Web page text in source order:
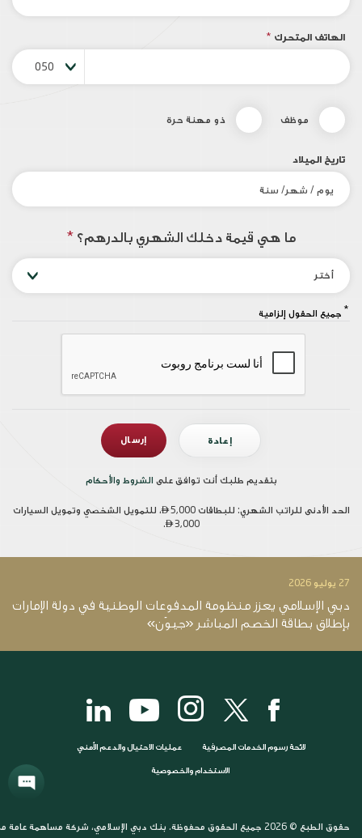
الهاتف المتحرك *
050
موظف ذو مهنة حرة
تاريخ الميلاد
ما هي قيمة دخلك الشهري بالدرهم؟ *
أختر
* جميع الحقول إلزامية
بتقديم طلبك أنت توافق على الشروط والأحكام
الحد الأدنى للراتب الشهري: للبطاقات 5,000، للتمويل الشخصي وتمويل السيارات
3,000.
27 يوليو 2026
دبي الإسلامي يعزز منظومة المدفوعات الوطنية في دولة الإمارات
بإطلاق بطاقة الخصم المباشر «جيوَن»
لائحة رسوم الخدمات المصرفية عمليات الاحتيال والدعم الأمني
الاستخدام والخصوصية
حقوق الطبع © 2026 جميع الحقوق محفوظة. بنك دبي الإسلامي، شركة مساهمة عامة مرخصة وخاضعة لرقابة مصرف الإمارات العربية المتحدة المركزي. بنك دبي الإسلامي (ش.م.ع)، شارع آل مكتوم، ديرة، ص.ب. 1080، دبي، الإمارات العربية المتحدة